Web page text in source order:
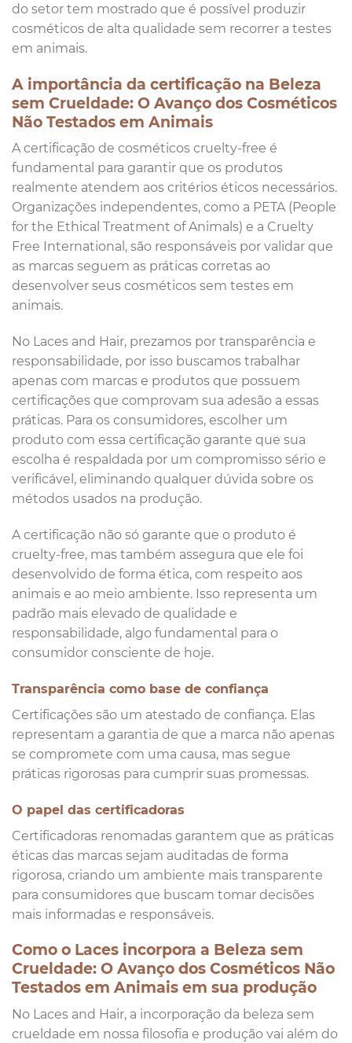
do setor tem mostrado que é possível produzir
cosméticos de alta qualidade sem recorrer a testes
em animais.
A importância da certificação na Beleza
sem Crueldade: O Avanço dos Cosméticos
Não Testados em Animais
A certificação de cosméticos cruelty-free é
fundamental para garantir que os produtos
realmente atendem aos critérios éticos necessários.
Organizações independentes, como a PETA (People
for the Ethical Treatment of Animals) e a Cruelty
Free International, são responsáveis por validar que
as marcas seguem as práticas corretas ao
desenvolver seus cosméticos sem testes em
animais.
No Laces and Hair, prezamos por transparência e
responsabilidade, por isso buscamos trabalhar
apenas com marcas e produtos que possuem
certificações que comprovam sua adesão a essas
práticas. Para os consumidores, escolher um
produto com essa certificação garante que sua
escolha é respaldada por um compromisso sério e
verificável, eliminando qualquer dúvida sobre os
métodos usados na produção.
A certificação não só garante que o produto é
cruelty-free, mas também assegura que ele foi
desenvolvido de forma ética, com respeito aos
animais e ao meio ambiente. Isso representa um
padrão mais elevado de qualidade e
responsabilidade, algo fundamental para o
consumidor consciente de hoje.
Transparência como base de confiança
Certificações são um atestado de confiança. Elas
representam a garantia de que a marca não apenas
se compromete com uma causa, mas segue
práticas rigorosas para cumprir suas promessas.
O papel das certificadoras
Certificadoras renomadas garantem que as práticas
éticas das marcas sejam auditadas de forma
rigorosa, criando um ambiente mais transparente
para consumidores que buscam tomar decisões
mais informadas e responsáveis.
Como o Laces incorpora a Beleza sem
Crueldade: O Avanço dos Cosméticos Não
Testados em Animais em sua produção
No Laces and Hair, a incorporação da beleza sem
crueldade em nossa filosofia e produção vai além do